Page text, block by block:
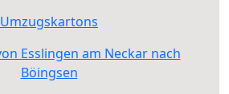
Umzugskartons
Esslingen am Neckar nach
Böingsen